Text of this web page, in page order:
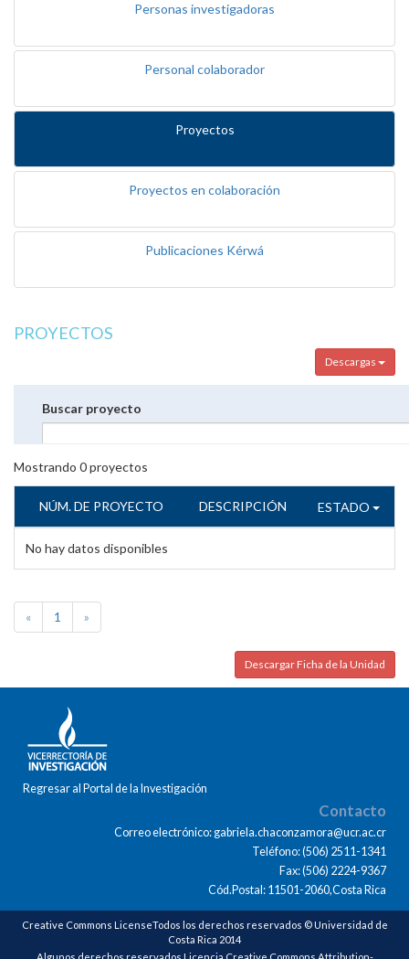
Personas investigadoras
Personal colaborador
Proyectos
Proyectos en colaboración
Publicaciones Kérwá
PROYECTOS
Descargas
Buscar proyecto
Mostrando 0proyectos
NÚM. DE PROYECTO DESCRIPCIÓN ESTADO
No hay datos disponibles
« 1 »
Descargar Ficha de la Unidad
Regresar al Portal de la Investigación
Contacto
Correo electrónico: gabriela.chaconzamora@ucr.ac.cr
Teléfono: (506) 2511-1341
Fax: (506) 2224-9367
Cód.Postal: 11501-2060,Costa Rica
Creative Commons LicenseTodos los derechos reservados © Universidad de
Costa Rica 2014